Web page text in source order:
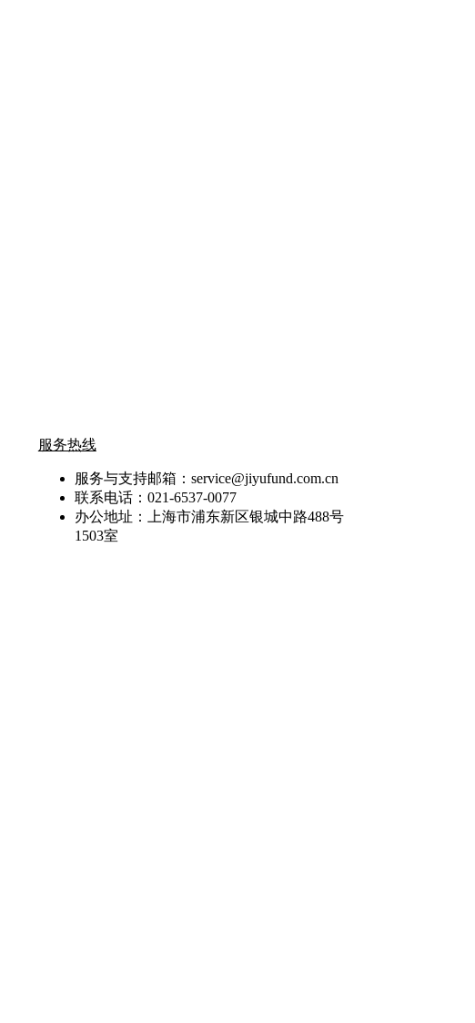
服务热线
服务与支持邮箱：service@jiyufund.com.cn
联系电话：021-6537-0077
办公地址：上海市浦东新区银城中路488号
1503室